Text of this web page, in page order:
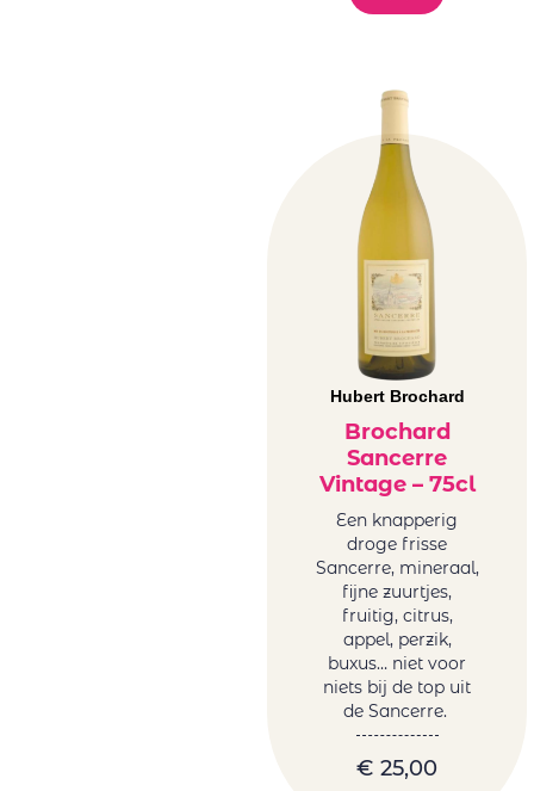
Hubert Brochard
Brochard
Sancerre
Vintage – 75cl
Een knapperig
droge frisse
Sancerre, mineraal,
fijne zuurtjes,
fruitig, citrus,
appel, perzik,
buxus… niet voor
niets bij de top uit
de Sancerre.
€ 25,00